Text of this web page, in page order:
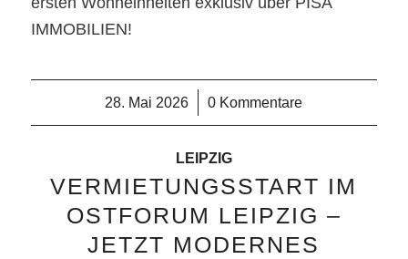
IMMOBILIEN!
28. Mai 2026
/ 0 Kommentare
LEIPZIG
VERMIETUNGSSTART IM
OSTFORUM LEIPZIG –
JETZT MODERNES